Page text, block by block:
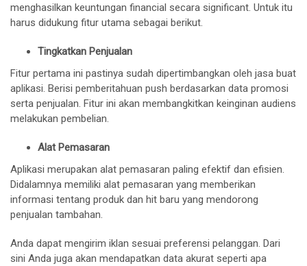
menghasilkan keuntungan financial secara significant. Untuk itu
harus didukung fitur utama sebagai berikut.
Tingkatkan Penjualan
Fitur pertama ini pastinya sudah dipertimbangkan oleh jasa buat
aplikasi. Berisi pemberitahuan push berdasarkan data promosi
serta penjualan. Fitur ini akan membangkitkan keinginan audiens
melakukan pembelian.
Alat Pemasaran
Aplikasi merupakan alat pemasaran paling efektif dan efisien.
Didalamnya memiliki alat pemasaran yang memberikan
informasi tentang produk dan hit baru yang mendorong
penjualan tambahan.
Anda dapat mengirim iklan sesuai preferensi pelanggan. Dari
sini Anda juga akan mendapatkan data akurat seperti apa